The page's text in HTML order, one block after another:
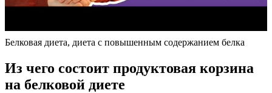
Белковая диета, диета с повышенным содержанием белка
Из чего состоит продуктовая корзина
на белковой диете